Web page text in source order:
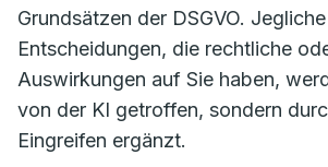
Grundsätzen der DSGVO. Jegliche
Entscheidungen, die rechtliche
Auswirkungen auf Sie haben,
von der KI getroffen, sondern
Eingreifen ergänzt.